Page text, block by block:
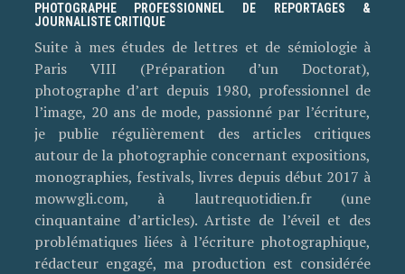
PHOTOGRAPHE PROFESSIONNEL DE REPORTAGES &
JOURNALISTE CRITIQUE
Suite à mes études de lettres et de sémiologie à
Paris VIII (Préparation d’un Doctorat),
photographe d’art depuis 1980, professionnel de
l’image, 20 ans de mode, passionné par l’écriture,
je publie régulièrement des articles critiques
autour de la photographie concernant expositions,
monographies, festivals, livres depuis début 2017 à
mowwgli.com, à lautrequotidien.fr (une
cinquantaine d’articles). Artiste de l’éveil et des
problématiques liées à l’écriture photographique,
rédacteur engagé, ma production est considérée